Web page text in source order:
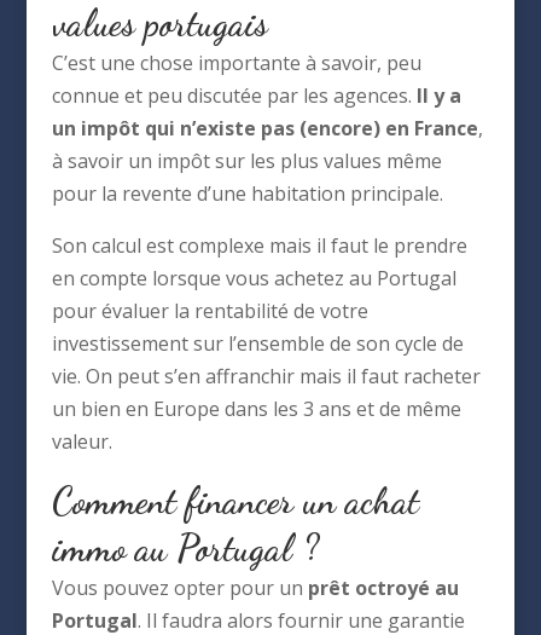
values portugais
C’est une chose importante à savoir, peu
connue et peu discutée par les agences. Il y a
un impôt qui n’existe pas (encore) en France,
à savoir un impôt sur les plus values même
pour la revente d’une habitation principale.
Son calcul est complexe mais il faut le prendre
en compte lorsque vous achetez au Portugal
pour évaluer la rentabilité de votre
investissement sur l’ensemble de son cycle de
vie. On peut s’en affranchir mais il faut racheter
un bien en Europe dans les 3 ans et de même
valeur.
Comment financer un achat
immo au Portugal ?
Vous pouvez opter pour un prêt octroyé au
Portugal. Il faudra alors fournir une garantie